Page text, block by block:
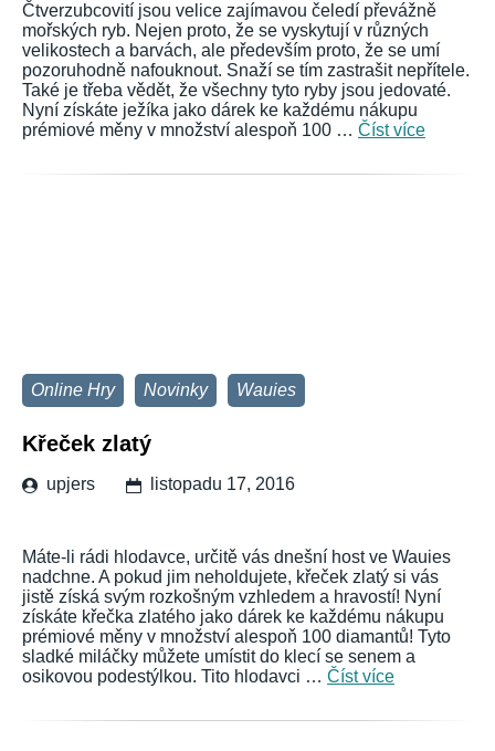
Čtverzubcovití jsou velice zajímavou čeledí převážně
mořských ryb. Nejen proto, že se vyskytují v různých
velikostech a barvách, ale především proto, že se umí
pozoruhodně nafouknout. Snaží se tím zastrašit nepřítele.
Také je třeba vědět, že všechny tyto ryby jsou jedovaté.
Nyní získáte ježíka jako dárek ke každému nákupu
prémiové měny v množství alespoň 100 … Číst více
Online Hry Novinky Wauies
Křeček zlatý
upjers listopadu 17, 2016
Máte-li rádi hlodavce, určitě vás dnešní host ve Wauies
nadchne. A pokud jim neholdujete, křeček zlatý si vás
jistě získá svým rozkošným vzhledem a hravostí! Nyní
získáte křečka zlatého jako dárek ke každému nákupu
prémiové měny v množství alespoň 100 diamantů! Tyto
sladké miláčky můžete umístit do klecí se senem a
osikovou podestýlkou. Tito hlodavci … Číst více